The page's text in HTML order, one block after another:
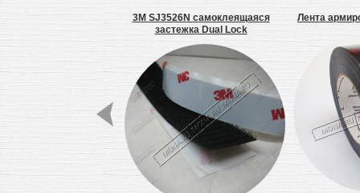
3M SJ3526N самоклеящаяся
застежка Dual Lock
Лента